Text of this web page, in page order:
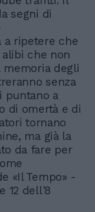
segni di
a ripetere che
che non
degli
senza
puntano a
di omertà e di
tornano
ma già la
da fare per
«Il Tempo» -
12 dell'8